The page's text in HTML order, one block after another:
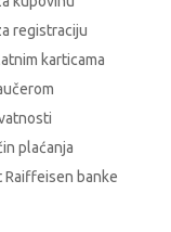
registraciju
karticama
plaćanja
Raiffeisen banke